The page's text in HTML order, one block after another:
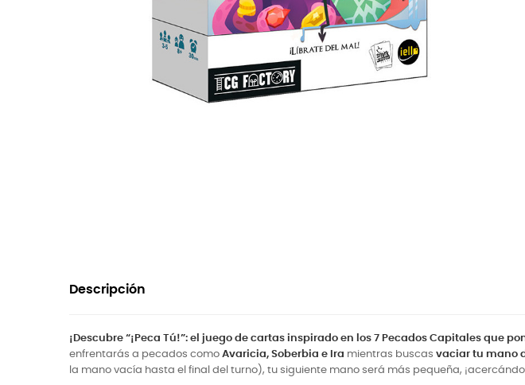
Descripción
¡Descubre “¡Peca Tú!”: el juego de cartas inspirado en los 7 Pecados Capitales que
enfrentarás a pecados como Avaricia, Soberbia e Ira mientras buscas vaciar tu mano
la mano vacía hasta el final del turno), tu siguiente mano será más pequeña,